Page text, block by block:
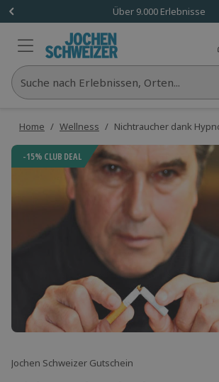
Über 9.000 Erlebnisse
Suche nach Erlebnissen, Orten...
Home / Wellness / Nichtraucher dank
-15% CLUB DEAL
Jochen Schweizer Gutschein